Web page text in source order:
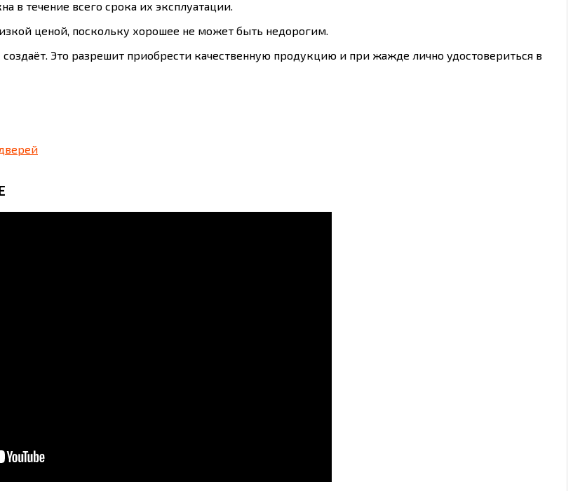
в течение всего срока их эксплуатации.
ценой, поскольку хорошее не может быть недорогим.
Это разрешит приобрести качественную продукцию и при жажде лично удостовериться в